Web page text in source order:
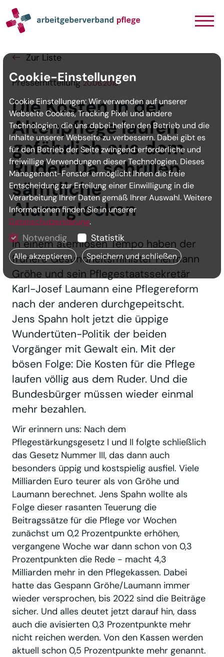
Navigation
Inhalt
Seitenabschluss
Zur Liste
Pressemitteilung 20.06.2018
Die Kosten in der
Altenpflege laufen
gefährlich aus dem
Ruder: Da schrillen
sämtliche
Alarmglocken
In einem atemlosen Tempo haben der
frühere Gesundheitsminister Hermann
Gröhe und sein Pflegestaatssekretär
Karl-Josef Laumann eine Pflegereform
nach der anderen durchgepeitscht.
Jens Spahn holt jetzt die üppige
Wundertüten-Politik der beiden
Vorgänger mit Gewalt ein. Mit der
bösen Folge: Die Kosten für die Pflege
laufen völlig aus dem Ruder. Und die
Bundesbürger müssen wieder einmal
mehr bezahlen.
Wir erinnern uns: Nach dem
Pflegestärkungsgesetz I und II folgte schließlich
das Gesetz Nummer III, das dann auch
besonders üppig und kostspielig ausfiel. Viele
Milliarden Euro teurer als von Gröhe und
Laumann berechnet. Jens Spahn wollte als
Folge dieser rasanten Teuerung die
Beitragssätze für die Pflege vor Wochen
zunächst um 0,2 Prozentpunkte erhöhen,
vergangene Woche war dann schon von 0,3
Prozentpunkten die Rede - macht 4,3
Milliarden mehr in den Pflegekassen. Dabei
hatte das Gespann Gröhe/Laumann immer
wieder versprochen, bis 2022 sind die Beiträge
sicher. Und alles deutet jetzt darauf hin, dass
auch die avisierten 0,3 Prozentpunkte mehr
nicht reichen werden. Von den Kassen werden
aktuell schon 0,5 Prozentpunkte mehr genannt.
Cookie-Einstellungen
Cookie Einstellungen: Wir verwenden auf unserer
Webseite Cookies, Tracking Pixel und andere
Technologien, die uns dabei helfen den Betrieb und die
Inhalte unserer Webseite zu verbessern. Dabei gibt es
für den Betrieb der Seite zwingend erforderliche und
freiwillige Verwendungen dieser Technologien. Dieses
Management-Fenster ermöglicht Ihnen die freie
Entscheidung zur Erteilung einer Einwilligung in die
Verarbeitung Ihrer Daten gemäß Ihrer Auswahl. Weitere
Informationen finden Sie in unserer
Datenschutzerklärung.
Notwendig Statistik
Alle akzeptieren Speichern und schließen